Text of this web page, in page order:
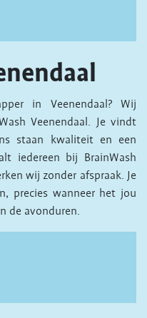
in Veenendaal? Wij
Veenendaal. Je vindt
staan kwaliteit en een
iedereen bij BrainWash
wij zonder afspraak. Je
precies wanneer het jou
de avonduren.